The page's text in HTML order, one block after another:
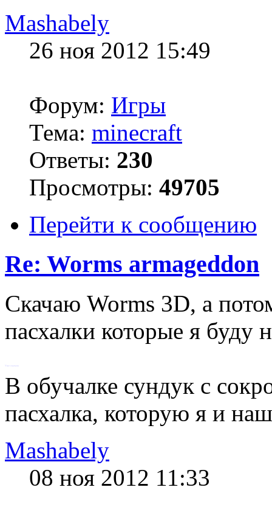
Mashabely
26 ноя 2012 15:49
Форум: Игры
Тема: minecraft
Ответы: 230
Просмотры: 49705
Перейти к сообщению
Re: Worms armageddon
Скачаю Worms 3D, а
пасхалки которые я буду
Уже скачала
В обучалке сундук с
пасхалка, которую я и
Mashabely
08 ноя 2012 11:33